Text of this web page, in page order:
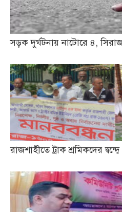
সড়ক দুর্ঘটনায় নাটোরে ৪,
রাজশাহীতে ট্রাক শ্রমিকদের